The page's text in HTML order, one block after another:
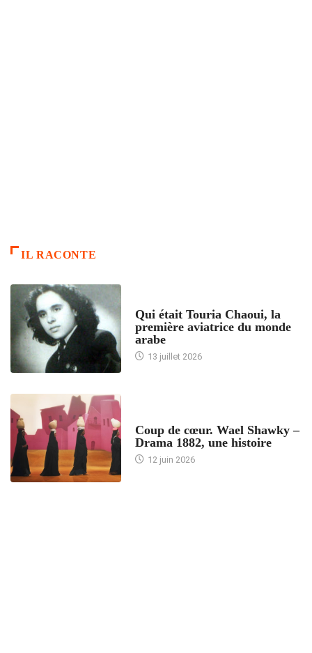
IL RACONTE
Qui était Touria Chaoui, la
première aviatrice du monde
arabe
13 juillet 2026
Coup de cœur. Wael Shawky –
Drama 1882, une histoire
12 juin 2026